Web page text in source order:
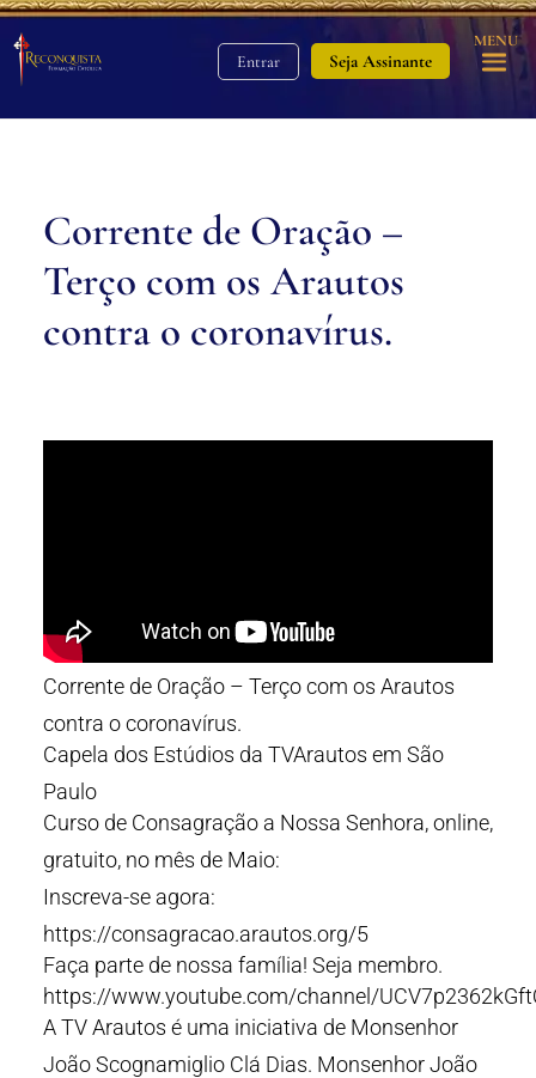
Entrar Seja Assinante
MENU
Corrente de Oração –
Terço com os Arautos
contra o coronavírus.
Corrente de Oração – Terço com os Arautos
contra o coronavírus.
Capela dos Estúdios da TVArautos em São
Paulo
Curso de Consagração a Nossa Senhora, online,
gratuito, no mês de Maio:
Inscreva-se agora:
https://consagracao.arautos.org/5
Faça parte de nossa família! Seja membro.
https://www.youtube.com/channel/
A TV Arautos é uma iniciativa de Monsenhor
João Scognamiglio Clá Dias. Monsenhor João